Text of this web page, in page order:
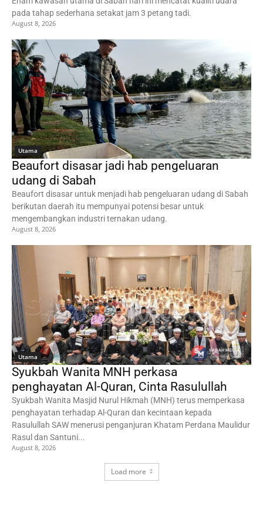
pada tahap sederhana setakat jam 3 petang tadi.
August 8, 2026
Utama
Beaufort disasar jadi hab pengeluaran
udang di Sabah
Beaufort disasar untuk menjadi hab pengeluaran udang di Sabah
berikutan daerah itu mempunyai potensi besar untuk
mengembangkan industri ternakan udang.
August 8, 2026
Utama
Syukbah Wanita MNH perkasa
penghayatan Al-Quran, Cinta Rasulullah
Syukbah Wanita Masjid Nurul Hikmah (MNH) terus memperkasa
penghayatan terhadap Al-Quran dan kecintaan kepada
Rasulullah SAW menerusi penganjuran Khatam Perdana Maulidur
Rasul dan Santuni...
August 8, 2026
Load more